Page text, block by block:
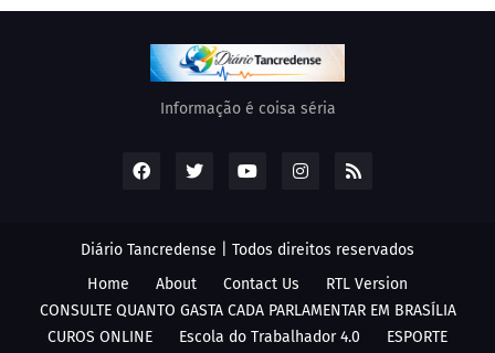
Informação é coisa séria
Diário Tancredense | Todos direitos reservados
Home
About Contact Us
RTL Version
CONSULTE QUANTO GASTA CADA PARLAMENTAR EM BRASÍLIA
CUROS ONLINE
Escola do Trabalhador 4.0
ESPORTE